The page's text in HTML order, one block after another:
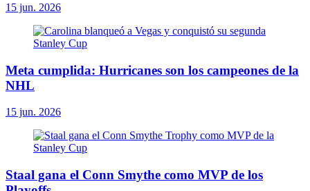
15 jun. 2026
Meta cumplida: Hurricanes son los campeones de la
NHL
15 jun. 2026
Staal gana el Conn Smythe como MVP de los